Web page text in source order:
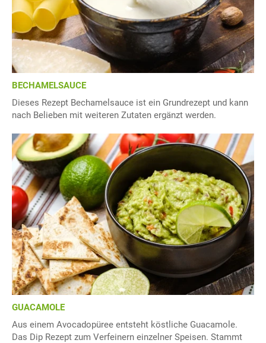
BECHAMELSAUCE
Dieses Rezept Bechamelsauce ist ein Grundrezept und kann
nach Belieben mit weiteren Zutaten ergänzt werden.
GUACAMOLE
Aus einem Avocadopüree entsteht köstliche Guacamole.
Das Dip Rezept zum Verfeinern einzelner Speisen. Stammt